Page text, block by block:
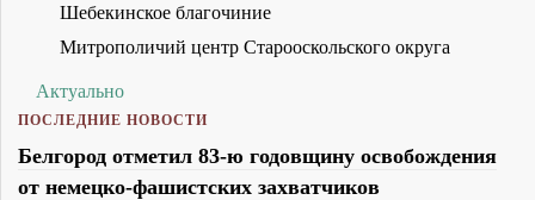
Шебекинское благочиние
Митрополичий центр Старооскольского округа
Актуально
ПОСЛЕДНИЕ НОВОСТИ
Белгород отметил 83-ю годовщину освобождения
от немецко-фашистских захватчиков